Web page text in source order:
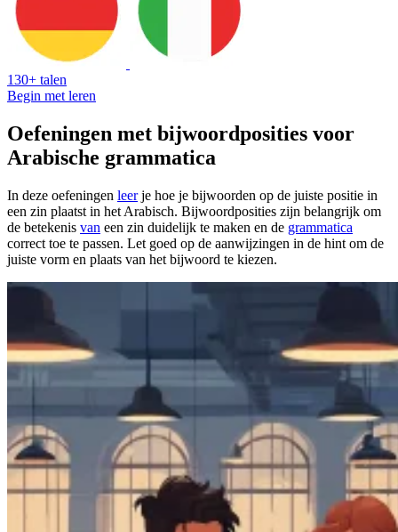
130+ talen
Begin met leren
Oefeningen met bijwoordposities voor
Arabische grammatica
In deze oefeningen leerje hoe je bijwoorden op de juiste positie in
een zin plaatst in het Arabisch. Bijwoordposities zijn belangrijk om
de betekenis van een zin duidelijk te maken en de grammatica
correct toe te passen. Let goed op de aanwijzingen in de hint om de
juiste vorm en plaats van het bijwoord te kiezen.